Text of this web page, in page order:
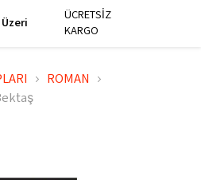
ÜCRETSİZ
KARGO
ROMAN